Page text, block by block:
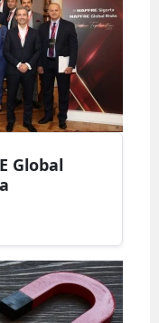
Global